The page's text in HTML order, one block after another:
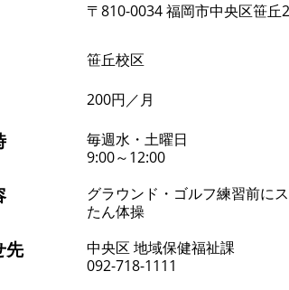
〒810-0034 福岡市中央区笹丘
笹丘校区
200円／月
毎週水・土曜日
9:00～12:00
グラウンド・ゴルフ練習前に
たん体操
先
中央区 地域保健福祉課
092-718-1111